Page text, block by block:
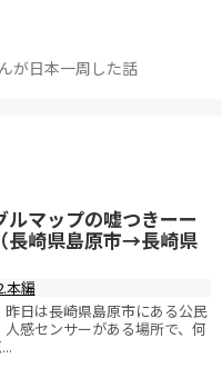
が日本一周した話
マップの嘘つきーー
長崎県島原市→長崎県
本編
日は長崎県島原市にある公民
感センサーがある場所で、何